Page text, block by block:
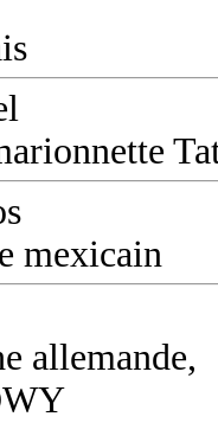
mexicain
allemande,